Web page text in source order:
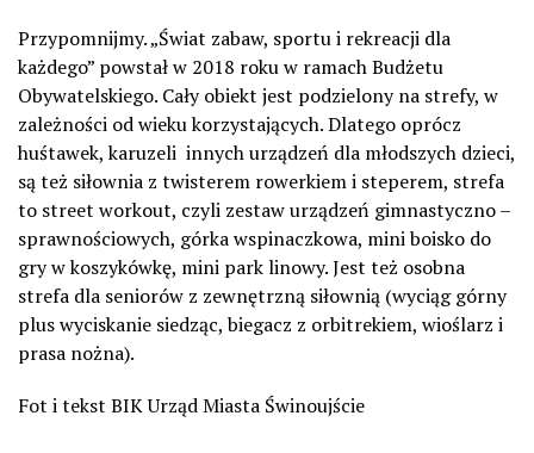
Przypomnijmy. „Świat zabaw, sportu i rekreacji dla
każdego” powstał w 2018 roku w ramach Budżetu
Obywatelskiego. Cały obiekt jest podzielony na strefy, w
zależności od wieku korzystających. Dlatego oprócz
huśtawek, karuzeli innych urządzeń dla młodszych dzieci,
są też siłownia z twisterem rowerkiem i steperem, strefa
to street workout, czyli zestaw urządzeń gimnastyczno –
sprawnościowych, górka wspinaczkowa, mini boisko do
gry w koszykówkę, mini park linowy. Jest też osobna
strefa dla seniorów z zewnętrzną siłownią (wyciąg górny
plus wyciskanie siedząc, biegacz z orbitrekiem, wioślarz i
prasa nożna).
Fot i tekst BIK Urząd Miasta Świnoujście